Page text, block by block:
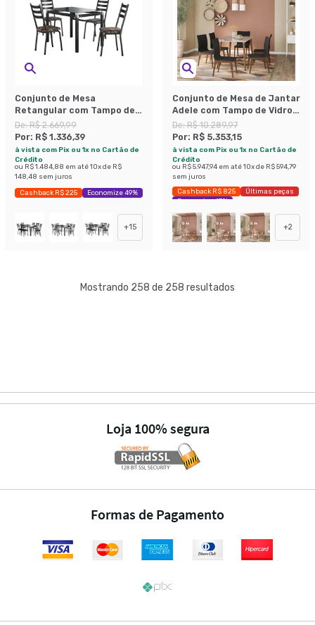
Conjunto de Mesa
Retangular com Tampo de
Vidro Malva e 4 Cadeiras
New Revestimento
Sintético Mosaico Palha e
Preto 107 cm
De:R$ 2.669,99
Por: R$ 1.336,39
à vista com Pix ou 1x no Cartão de
Crédito
ou R$ 1.484,88 em até10x de R$
148,48 sem juros
Cashback R$ 225 Economize 49%
+15
Conjunto de Mesa de Jantar
Adele com Tampo de Vidro
Off White e 4 Cadeiras Pé
Palito Luanda II Veludo
Chumbo
De:R$ 10.289,97
Por: R$ 5.353,15
à vista com Pix ou 1x no Cartão de
Crédito
ou R$ 5.947,94 em até10x de R$ 594,79
sem juros
Cashback R$ 825
Últimas peças
Economize 47%
+2
Mostrando 258 de 258 resultados